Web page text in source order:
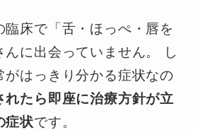
臨床で「舌・ほっぺ・唇を
んに出会っていません。 し
がはっきり分かる症状なの
れたら即座に治療方針が立
症状です。